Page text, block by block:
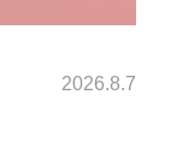
2026.8.7